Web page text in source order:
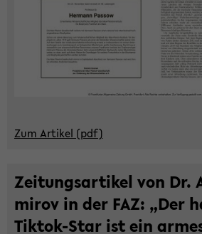
Zum Ar­ti­kel (pdf)
Zei­tungs­ar­ti­kel von Dr.
mi­rov in der FAZ: „Der
Tiktok-​Star ist ein